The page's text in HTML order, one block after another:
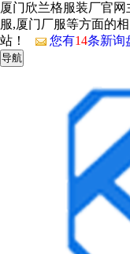
厦门欣兰格服装厂官网
服,厦门厂服等方面的
站！
您有14条新询
导航